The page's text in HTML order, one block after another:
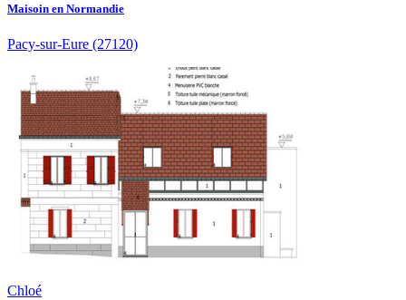
Maisoin en Normandie
Pacy-sur-Eure (27120)
Chloé